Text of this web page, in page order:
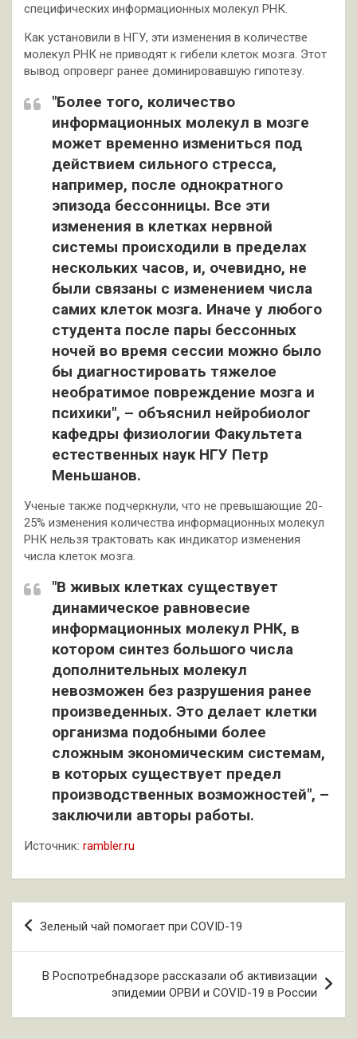
специфических информационных молекул РНК.
Как установили в НГУ, эти изменения в количестве
молекул РНК не приводят к гибели клеток мозга. Этот
вывод опроверг ранее доминировавшую гипотезу.
"Более того, количество
информационных молекул в мозге
может временно измениться под
действием сильного стресса,
например, после однократного
эпизода бессонницы. Все эти
изменения в клетках нервной
системы происходили в пределах
нескольких часов, и, очевидно, не
были связаны с изменением числа
самих клеток мозга. Иначе у любого
студента после пары бессонных
ночей во время сессии можно было
бы диагностировать тяжелое
необратимое повреждение мозга и
психики", – объяснил нейробиолог
кафедры физиологии Факультета
естественных наук НГУ Петр
Меньшанов.
Ученые также подчеркнули, что не превышающие 20-
25% изменения количества информационных молекул
РНК нельзя трактовать как индикатор изменения
числа клеток мозга.
"В живых клетках существует
динамическое равновесие
информационных молекул РНК, в
котором синтез большого числа
дополнительных молекул
невозможен без разрушения ранее
произведенных. Это делает клетки
организма подобными более
сложным экономическим системам,
в которых существует предел
производственных возможностей", –
заключили авторы работы.
Источник: rambler.ru
Навигация
записям
Зеленый чай помогает при COVID-19
В Роспотребнадзоре рассказали об активизации
эпидемии ОРВИ и COVID-19 в России